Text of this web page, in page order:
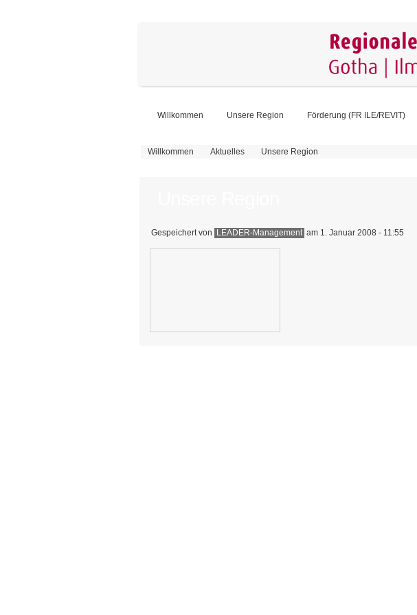
Willkommen Unsere Region Förderung (FR ILE/REVIT)
Sie sind hier
Willkommen Aktuelles Unsere Region
Gespeichert von LEADER-Management am 1. Januar 2008 - 11:55